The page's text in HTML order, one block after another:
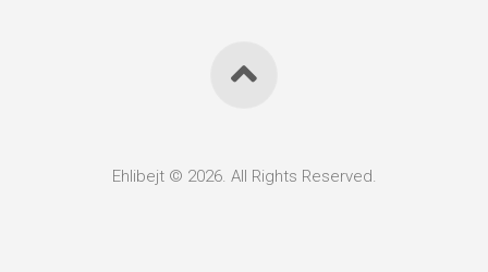
Ehlibejt © 2026. All Rights Reserved.